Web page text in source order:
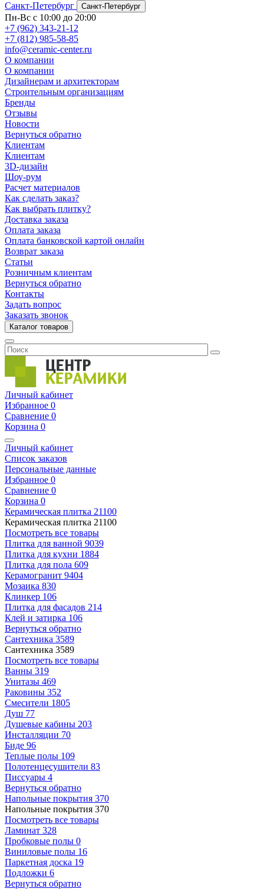
Санкт-Петербург
Санкт-Петербург
Пн-Вс с 10:00 до 20:00
+7 (962) 343-21-12
+7 (812) 985-58-85
info@ceramic-center.ru
О компании
О компании
Дизайнерам и архитекторам
Строительным организациям
Бренды
Отзывы
Новости
Вернуться обратно
Клиентам
Клиентам
3D-дизайн
Шоу-рум
Расчет материалов
Как сделать заказ?
Как выбрать плитку?
Доставка заказа
Оплата заказа
Оплата банковской картой онлайн
Возврат заказа
Статьи
Розничным клиентам
Вернуться обратно
Контакты
Задать вопрос
Заказать звонок
Каталог товаров
Личный кабинет
Избранное 0
Сравнение 0
Корзина 0
Личный кабинет
Список заказов
Персональные данные
Избранное 0
Сравнение 0
Корзина 0
Керамическая плитка 21100
Керамическая плитка 21100
Посмотреть все товары
Плитка для ванной 9039
Плитка для кухни 1884
Плитка для пола 609
Керамогранит 9404
Мозаика 830
Клинкер 106
Плитка для фасадов 214
Клей и затирка 106
Вернуться обратно
Сантехника 3589
Сантехника 3589
Посмотреть все товары
Ванны 319
Унитазы 469
Раковины 352
Смесители 1805
Душ 77
Душевые кабины 203
Инсталляции 70
Биде 96
Теплые полы 109
Полотенцесушители 83
Писсуары 4
Вернуться обратно
Напольные покрытия 370
Напольные покрытия 370
Посмотреть все товары
Ламинат 328
Пробковые полы 0
Виниловые полы 16
Паркетная доска 19
Подложки 6
Вернуться обратно